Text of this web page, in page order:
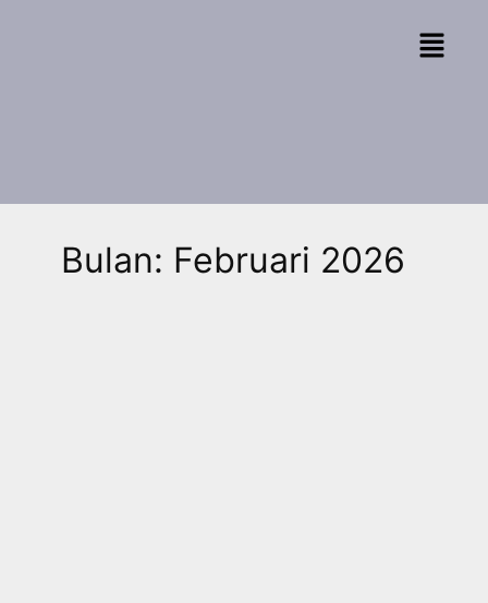
Bulan: Februari 2026